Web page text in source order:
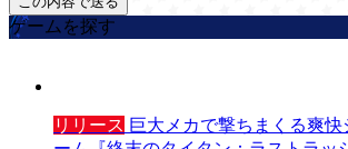
ゲームを探す
リリース 巨大メカで撃ちまくる爽